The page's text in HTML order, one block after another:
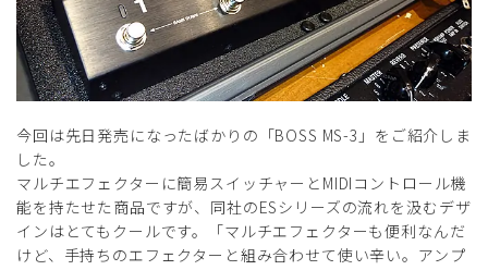
今回は先日発売になったばかりの「BOSS MS-3」をご紹介しま
した。
マルチエフェクターに簡易スイッチャーとMIDIコントロール機
能を持たせた商品ですが、同社のESシリーズの流れを汲むデザ
インはとてもクールです。「マルチエフェクターも便利なんだ
けど、手持ちのエフェクターと組み合わせて使い辛い。アンプ